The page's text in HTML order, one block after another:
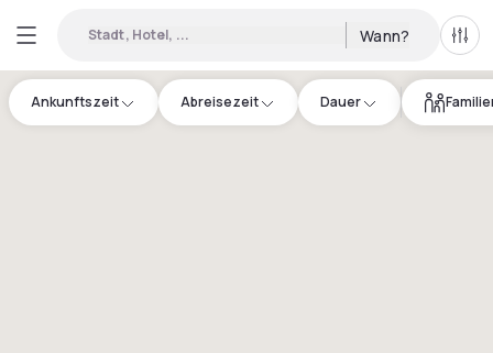
Stadt, Hotel, ... Wann? Alle
Ankunftszeit Abreisezeit Dauer